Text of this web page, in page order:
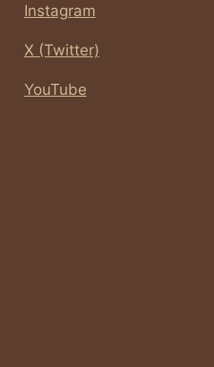
Instagram
X (Twitter)
YouTube